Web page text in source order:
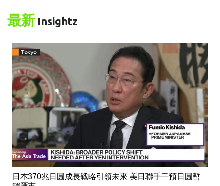
最新 Insightz
日本370兆日圓成長戰略引領未來 美日聯手干預日圓暫